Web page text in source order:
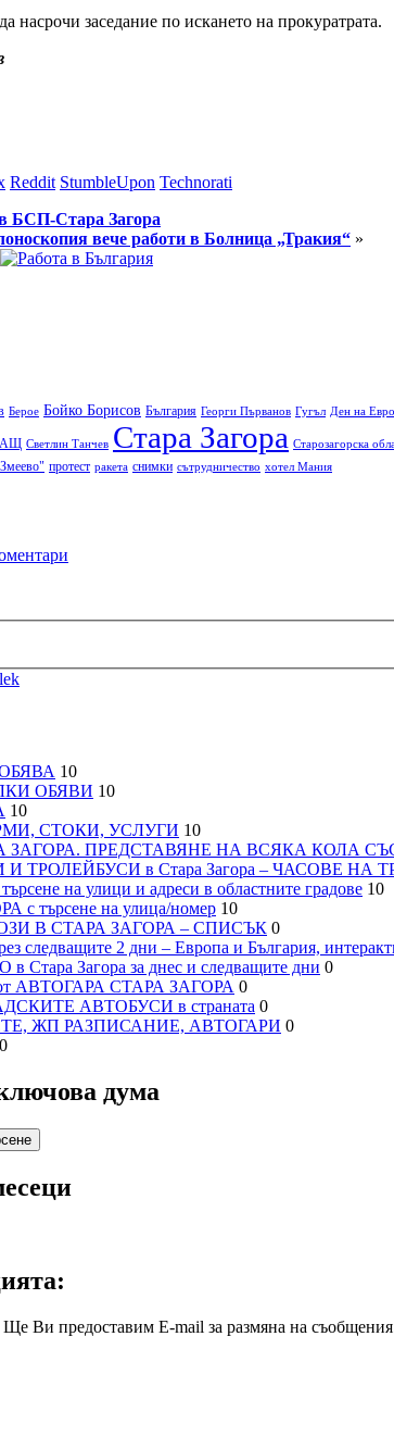
насрочи заседание по искането на прокуратрата.
Reddit StumbleUpon Technorati
БСП-Стара Загора
вече работи в Болница „Тракия“ »
Берое Бойко Борисов България Георги Първанов Гугъл Ден на
Светлин Танчев Стара Загора Старозагорска
протест ракета снимки сътрудничество хотел Мания
10
ОБЯВИ 10
10
СТОКИ, УСЛУГИ 10
ЗАГОРА. ПРЕДСТАВЯНЕ НА ВСЯКА КОЛА
ТРОЛЕЙБУСИ в Стара Загора – ЧАСОВЕ НА
на улици и адреси в областните градове 10
търсене на улица/номер 10
В СТАРА ЗАГОРА – СПИСЪК 0
2 дни – Европа и България,
Загора за днес и следващите дни 0
от АВТОГАРА СТАРА ЗАГОРА 0
АВТОБУСИ в страната 0
ЖП РАЗПИСАНИЕ, АВТОГАРИ 0
0
дума
Ви предоставим E-mail за размяна на